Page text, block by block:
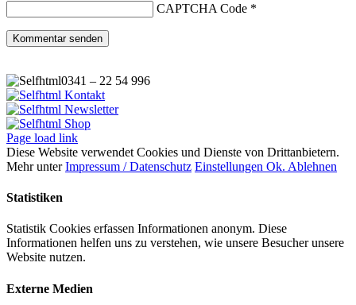
CAPTCHA Code *
0341 – 22 54 996
Kontakt
Newsletter
Shop
Page load link
Diese Website verwendet Cookies und Dienste von Drittanbietern.
Mehr unterImpressum / Datenschutz Einstellungen Ok. Ablehnen
Statistiken
Statistik Cookies erfassen Informationen anonym. Diese
Informationen helfen uns zu verstehen, wie unsere Besucher unsere
Website nutzen.
Externe Medien